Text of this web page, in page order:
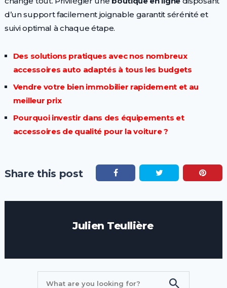
d’un support facilement joignable garantit sérénité et
suivi optimal à chaque étape.
Des solutions pratiques avec nos nombreux
accessoires auto adaptés à tous les budgets
Vendre votre bien immobilier rapidement et au
meilleur prix
Pourquoi investir dans des équipements et
accessoires de qualité pour la voiture ?
Share this post
Julien Teullière